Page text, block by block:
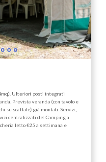
Ulteriori posti integrati
Prevista veranda (con tavolo e
su scaffale) già montati. Servizi,
centralizzati del Camping a
letto €25 a settimana e